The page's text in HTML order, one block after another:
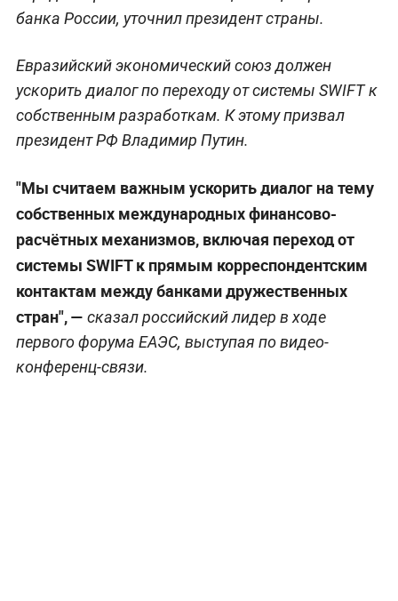
банка России, уточнил президент страны.
Евразийский экономический союз должен
ускорить диалог по переходу от системы SWIFT к
собственным разработкам. К этому призвал
президент РФ Владимир Путин.
"Мы считаем важным ускорить диалог на тему
собственных международных финансово-
расчётных механизмов, включая переход от
системы SWIFT к прямым корреспондентским
контактам между банками дружественных
стран", — сказал российский лидер в ходе
первого форума ЕАЭС, выступая по видео-
конференц-связи.